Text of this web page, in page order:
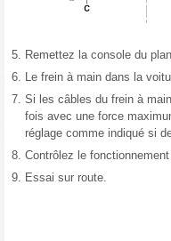
5. Remettez la console du
6. Le frein à main dans la
7. Si les câbles du frein à
fois avec une force
réglage comme indiqué si
8. Contrôlez le
9. Essai sur route.